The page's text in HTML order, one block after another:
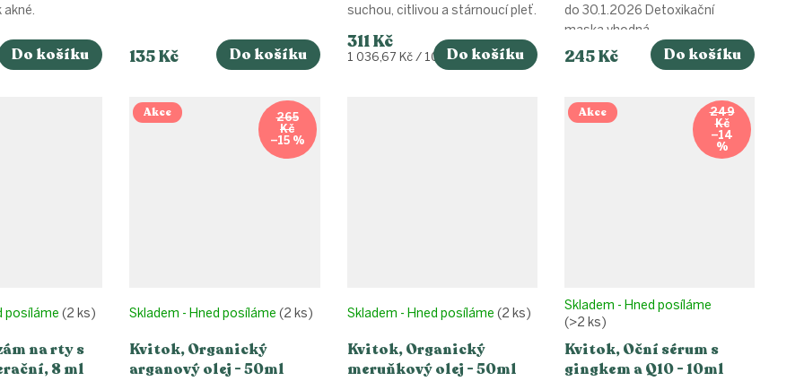
mlDo košíku 135 Kč Do košíku
311 Kč
Měrná
1 036,67 Kč / 100 mlDo košíku
suchou, citlivou a stárnoucí pleť.
245 Kč Do košíku
do 30.1.2026 Detoxikační
maska vhodná...
na rty s
8 ml
posíláme (2 ks)
Akce
265
Kč
–15 %
Kvitok, Organický
arganový olej - 50ml
Skladem - Hned posíláme(2 ks)
Kvitok, Organický
meruňkový olej - 50ml
Skladem - Hned posíláme (2 ks)
Akce
249
Kč
–14
%
Kvitok, Oční sérum s
gingkem a Q10 - 10ml
Skladem - Hned posíláme
(>2 ks)